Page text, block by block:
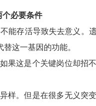
个必要条件
能存活导致失去意义。
这一基因的功能。
果这是个关键岗位却招
样。但是在很多无义突